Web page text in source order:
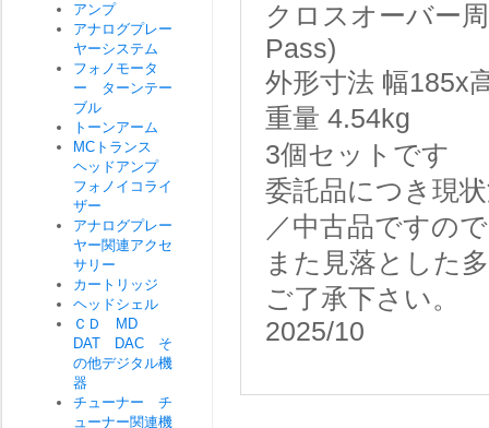
クロスオーバー
Pass)
外形寸法 幅185x
重量 4.54kg
3個セットです
委託品につき現
／中古品ですの
また見落とした
ご了承下さい。
2025/10
アンプ
アナログプレー
ヤーシステム
フォノモータ
ー ターンテー
ブル
トーンアーム
MCトランス
ヘッドアンプ
フォノイコライ
ザー
アナログプレー
ヤー関連アクセ
サリー
カートリッジ
ヘッドシェル
ＣＤ MD
DAT DAC そ
の他デジタル機
器
チューナー チ
ューナー関連機